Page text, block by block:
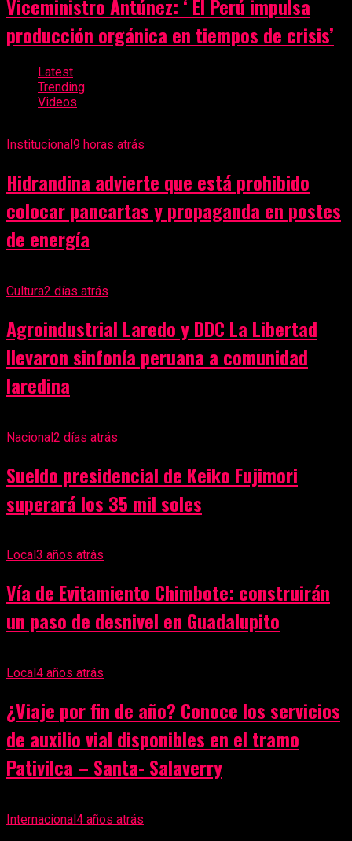
Viceministro Antúnez: ‘ El Perú impulsa
producción orgánica en tiempos de crisis’
Latest
Trending
Videos
Institucional9 horas atrás
Hidrandina advierte que está prohibido
colocar pancartas y propaganda en postes
de energía
Cultura2 días atrás
Agroindustrial Laredo y DDC La Libertad
llevaron sinfonía peruana a comunidad
laredina
Nacional2 días atrás
Sueldo presidencial de Keiko Fujimori
superará los 35 mil soles
Local 3 años atrás
Vía de Evitamiento Chimbote: construirán
un paso de desnivel en Guadalupito
Local 4 años atrás
¿Viaje por fin de año? Conoce los servicios
de auxilio vial disponibles en el tramo
Pativilca – Santa- Salaverry
Internacional4 años atrás